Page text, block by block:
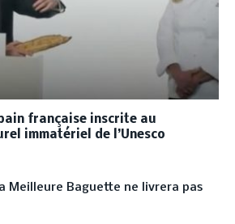
française inscrite au
immatériel de l’Unesco
Meilleure Baguette ne livrera pas